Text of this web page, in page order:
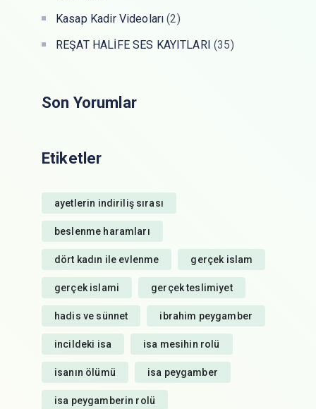
Kasap Kadir Videoları (2)
REŞAT HALİFE SES KAYITLARI (35)
Son Yorumlar
Etiketler
ayetlerin indiriliş sırası
beslenme haramları
dört kadın ile evlenme gerçek islam
gerçek islami gerçek teslimiyet
hadis ve sünnet ibrahim peygamber
incildeki isa isa mesihin rolü
isanın ölümü isa peygamber
isa peygamberin rolü